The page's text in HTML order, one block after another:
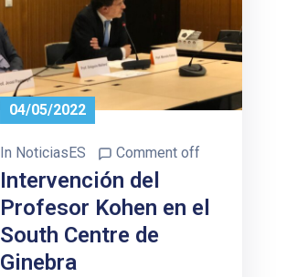
04/05/2022
In NoticiasES Comment off
Intervención del
Profesor Kohen en el
South Centre de
Ginebra